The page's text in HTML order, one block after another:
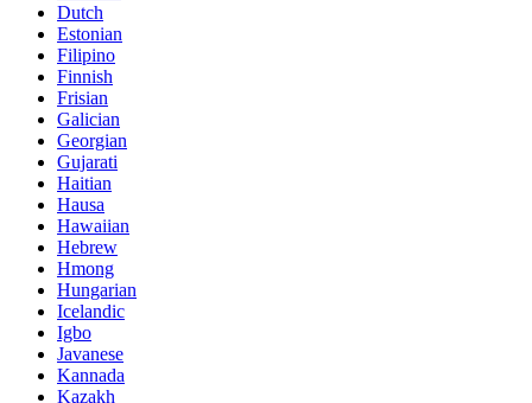
Dutch
Estonian
Filipino
Finnish
Frisian
Galician
Georgian
Gujarati
Haitian
Hausa
Hawaiian
Hebrew
Hmong
Hungarian
Icelandic
Igbo
Javanese
Kannada
Kazakh